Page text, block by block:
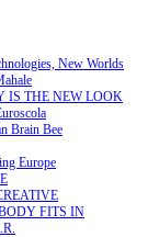
New Worlds
IS THE NEW LOOK
Brain Bee
Europe
FITS IN